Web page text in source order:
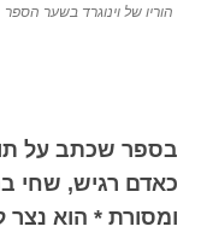
הוריו של וינוגרד בשער הספר
בספר שכתב על
כאדם רגיש, שחי
ומסורת * הוא